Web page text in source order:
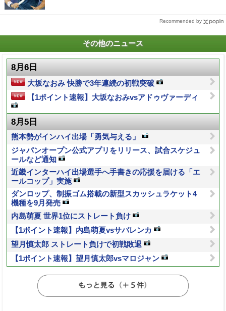
Recommended by
その他のニュース
8月6日
大坂なおみ 快勝で3年連続の初戦突破
【1ポイント速報】大坂なおみvsアドゥヴァーディ
8月5日
熊本勢がインハイ出場「勇気与える」
ジャパンオープン公式アプリをリリース、試合スケジュ
ールなど通知
近畿インターハイ出場選手へ手書きの応援を届ける「エ
ールコップ」実施
ダンロップ、制振ゴム搭載の新型スカッシュラケット4
機種を9月発売
内島萌夏 世界1位にストレート負け
【1ポイント速報】内島萌夏vsサバレンカ
望月慎太郎 ストレート負けで初戦敗退
【1ポイント速報】望月慎太郎vsマロジャン